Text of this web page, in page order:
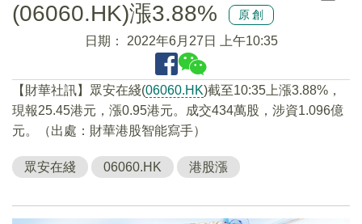
(06060.HK)漲3.88%
原創
日期： 2022年6月27日 上午10:35
【財華社訊】眾安在綫(06060.HK)截至10:35上漲3.88%，
現報25.45港元，漲0.95港元。成交434萬股，涉資1.096億
元。（出處：財華港股智能寫手）
眾安在綫 06060.HK 港股漲